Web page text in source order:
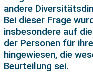
andere
Bei dieser Frage
insbesondere auf
der Personen für
hingewiesen, die
Beurteilung sei.